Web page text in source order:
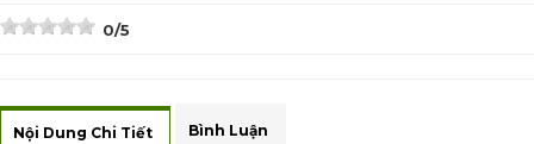
0/5
Nội Dung Chi Tiết Bình Luận